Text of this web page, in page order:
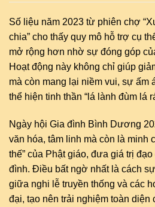
Số liệu năm 2023 từ phiên chợ
chia” cho thấy quy mô hỗ trợ cụ
mở rộng hơn nhờ sự đóng góp
Hoạt động này không chỉ giúp
mà còn mang lại niềm vui, sự ấm
thể hiện tinh thần “lá lành đùm lá
Ngày hội Gia đình Bình Dương
văn hóa, tâm linh mà còn là minh
thế” của Phật giáo, đưa giá trị
đình. Điều bất ngờ nhất là cách
giữa nghi lễ truyền thống và các
đại, tạo nên trải nghiệm toàn